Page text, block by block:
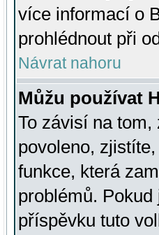
více informací o
prohlédnout při
Návrat nahoru
Můžu používat
To závisí na
povoleno,
funkce, která
problémů.
příspěvku tuto